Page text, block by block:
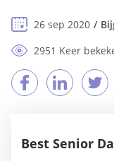
26 sep 2020
2951 Keer
Best Senior